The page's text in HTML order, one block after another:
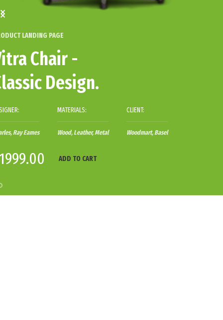
LANDING PAGE
Chair -
Design.
Ray Eames
MATERIALS:
Wood, Leather, Metal
CLIENT:
Woodmart, Basel
ADD TO CART